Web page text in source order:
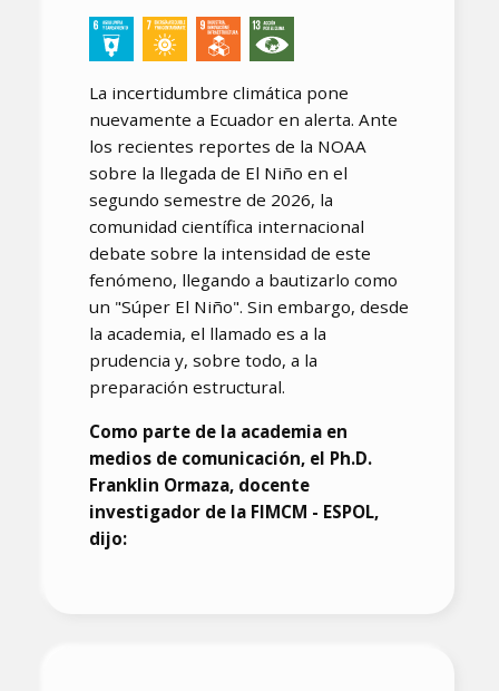
La incertidumbre climática pone
nuevamente a Ecuador en alerta. Ante
los recientes reportes de la NOAA
sobre la llegada de El Niño en el
segundo semestre de 2026, la
comunidad científica internacional
debate sobre la intensidad de este
fenómeno, llegando a bautizarlo como
un "Súper El Niño". Sin embargo, desde
la academia, el llamado es a la
prudencia y, sobre todo, a la
preparación estructural.
Como parte de la academia en
medios de comunicación, el Ph.D.
Franklin Ormaza, docente
investigador de la FIMCM - ESPOL,
dijo: